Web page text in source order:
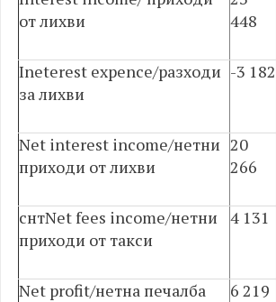
от лихви
448
Ineterest expence/разходи
за лихви
-3 182
Net interest income/нетни
приходи от лихви
20
266
снтNet fees income/нетни
приходи от такси
4 131
Net profit/нетна печалба 6 219